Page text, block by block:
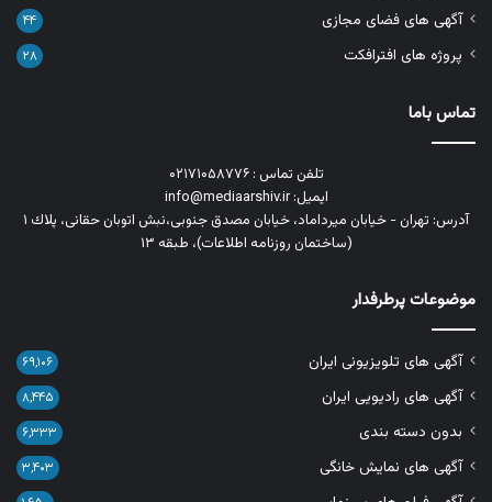
آگهی های فضای مجازی ۴۴
پروژه های افترافکت ۲۸
تماس باما
تلفن تماس : ۰۲۱۷۱۰۵۸۷۷۶
ایمیل: info@mediaarshiv.ir
آدرس: تهران - خیابان میرداماد، خیابان مصدق جنوبی،نبش اتوبان حقانی، پلاك ١
(ساختمان روزنامه اطلاعات)، طبقه ۱۳
موضوعات پرطرفدار
آگهی های تلویزیونی ایران ۶۹,۱۰۶
آگهی های رادیویی ایران ۸,۴۴۵
بدون دسته بندی ۶,۳۳۳
آگهی های نمایش خانگی ۳,۴۰۳